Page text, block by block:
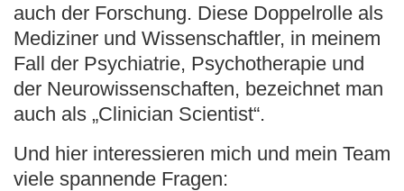
auch der Forschung. Diese Doppelrolle als
Mediziner und Wissenschaftler, in meinem
Fall der Psychiatrie, Psychotherapie und
der Neurowissenschaften, bezeichnet man
auch als „Clinician Scientist“.
Und hier interessieren mich und mein Team
viele spannende Fragen: